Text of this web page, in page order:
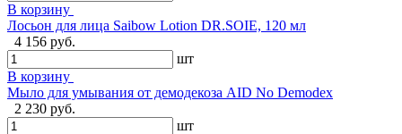
В корзину
Лосьон для лица Saibow Lotion DR.SOIE, 120 мл
4 156 руб.
шт
В корзину
Мыло для умывания от демодекоза AID No Demodex
2 230 руб.
шт